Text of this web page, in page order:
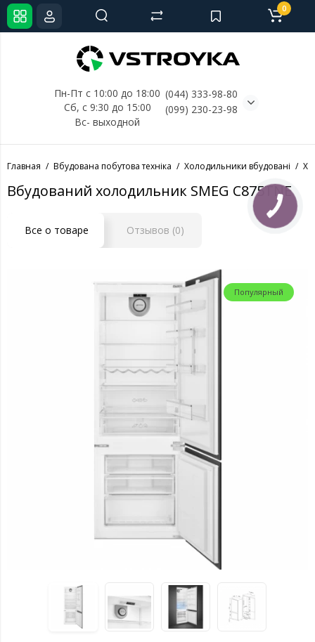
Пн-Пт с 10:00 до 18:00
Сб, с 9:30 до 15:00
Вс- выходной
(044) 333-98-80
(099) 230-23-98
0
Главная Вбудована побутова техніка Холодильники вбудовані
Вбудований холодильник SMEG C875TNE
Все о товаре Отзывов (0)
Популярный